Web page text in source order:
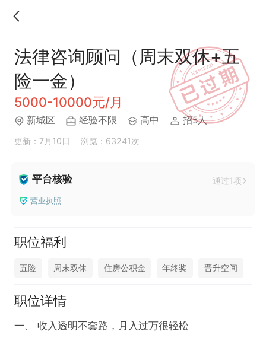
法律咨询顾问（周末双休+五
险一金）
5000-10000元/月
新城区 经验不限 高中 招5人
更新：7月10日 浏览：63241次
平台核验 通过1项
营业执照
职位福利
五险 周末双休 住房公积金 年终奖 晋升空间
职位详情
一、 收入透明不套路，月入过万很轻松